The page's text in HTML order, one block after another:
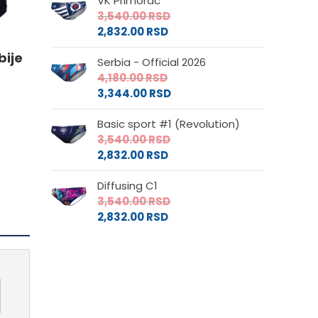
3,540.00RSD
2,832.00RSD
Serbia - Official 2026
4,180.00RSD
3,344.00RSD
Basic sport #1 (Revolution)
3,540.00RSD
2,832.00RSD
Diffusing C1
3,540.00RSD
2,832.00RSD